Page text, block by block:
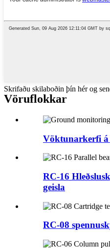
Skrifaðu skilaboðin þín hér og
Vöruflokkar
Vöktunarkerfi
RC-16
geisla
RC-08